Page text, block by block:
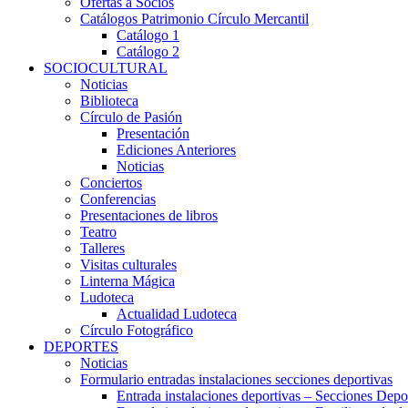
Catálogos Patrimonio Círculo Mercantil
Catálogo 1
Catálogo 2
SOCIOCULTURAL
Noticias
Biblioteca
Círculo de Pasión
Presentación
Ediciones Anteriores
Noticias
Conciertos
Conferencias
Presentaciones de libros
Teatro
Talleres
Visitas culturales
Linterna Mágica
Ludoteca
Actualidad Ludoteca
Círculo Fotográfico
DEPORTES
Noticias
Formulario entradas instalaciones secciones deportivas
Entrada instalaciones deportivas – Secciones